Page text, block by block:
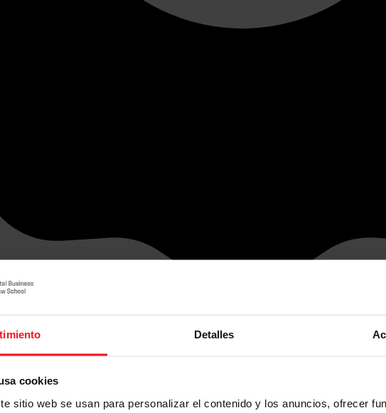
Detalles
cookies
sitio web se usan para personalizar el contenido y los anuncios, ofrecer